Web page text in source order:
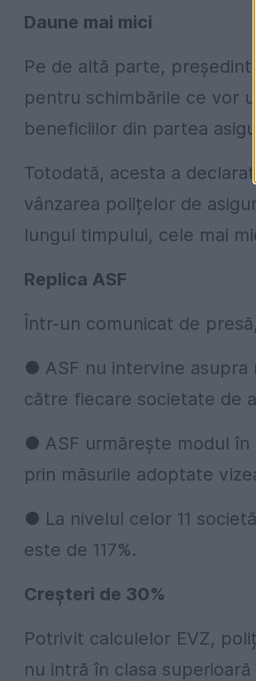
Daune mai mici
Pe de altă parte,
pentru schimbările ce vor
beneficiilor din partea
Totodată, acesta a
vânzarea polițelor de
lungul timpului, cele mai
Replica ASF
Într-un comunicat de
● ASF nu intervine
către fiecare societate de
● ASF urmărește modul în
prin măsurile adoptate
● La nivelul celor 11
este de 117%.
Creșteri de 30%
Potrivit calculelor EVZ,
nu intră în clasa